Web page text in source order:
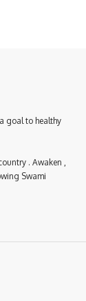
goal to healthy
. Awaken ,
Swami